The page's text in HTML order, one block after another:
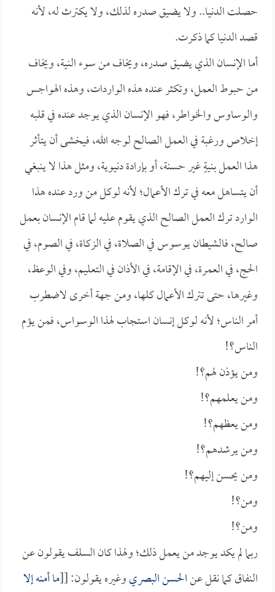
حصلت الدنيا.. ولا يضيق صدره لذلك، ولا يكترث له، لأنه
قصد الدنيا كما ذكرت.
أما الإنسان الذي يضيق صدره، ويخاف من سوء النية، ويخاف
من حبوط العمل، وتكثر عنده هذه الواردات، وهذه الهواجس
والوساوس والخواطر، فهو الإنسان الذي يوجد عنده في قلبه
إخلاص ورغبة في العمل الصالح لوجه الله، فيخشى أن يتأثر
هذا العمل بنيةٍ غير حسنة، أو بإرادة دنيوية، ومثل هذا لا ينبغي
أن يتساهل معه في ترك الأعمال؛ لأنه لوكل من ورد عنده هذا
الوارد ترك العمل الصالح الذي يقوم عليه لما قام الإنسان بعمل
صالح، فالشيطان يوسوس في الصلاة، في الزكاة، في الصوم، في
الحج، في العمرة، في الإقامة، في الأذان في التعليم، وفي الوعظ،
وغيرها، حتى تترك الأعمال كلها، ومن جهة أخرى لاضطرب
أمر الناس؛ لأنه لوكل إنسان استجاب لهذا الوسواس، فمن يؤم
الناس؟!
ومن يؤذن لهم؟!
ومن يعلمهم؟!
ومن يعظهم؟!
ومن يرشدهم؟!
ومن يحسن إليهم؟!
ومن؟!
ومن؟!
ربما لم يكد يوجد من يعمل ذلك؛ ولهذا كان السلف يقولون عن
النفاق كما نقل عنالحسن البصريوغيره يقولون: [[ما أمنه إلا